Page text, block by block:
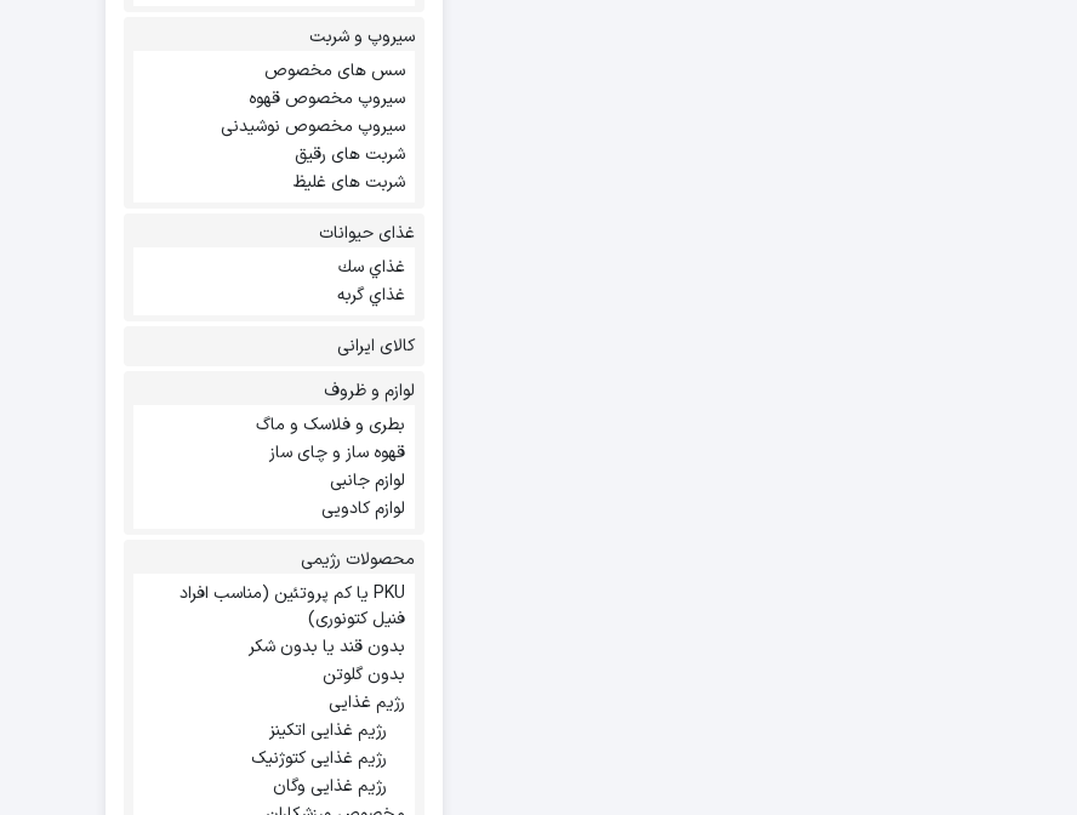
سیروپ و شربت
سس های مخصوص
سیروپ مخصوص قهوه
سیروپ مخصوص نوشیدنی
شربت های رقیق
شربت های غلیظ
غذای حیوانات
غذاي سك
غذاي گربه
کالای ایرانی
لوازم و ظروف
بطری و فلاسک و ماگ
قهوه ساز و چای ساز
لوازم جانبی
لوازم کادویی
محصولات رژیمی
PKU یا کم پروتئین (مناسب افراد
فنیل کتونوری)
بدون قند یا بدون شکر
بدون گلوتن
رژیم غذایی
رژیم غذایی اتکینز
رژیم غذایی کتوژنیک
رژیم غذایی وگان